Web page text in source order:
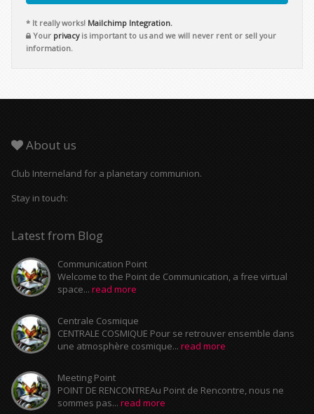
* It really works! Mailchimp Integration.
Your privacyis important to us and we will never rent or sell your
information.
About us
Club Interneland for a planetary communion.
Stay in touch:
Latest from Blog
Communication Point
Welcome to the Point de Communication, a free virtual
space... read more
Centrale Cosmique
CENTRALE COSMIQUE Pour se retrouver ensemble dans
une atmosphère cosmique... read more
Meeting Point
POINT DE RENCONTREAu Point de Rencontre, nous ne
sommes pas... read more